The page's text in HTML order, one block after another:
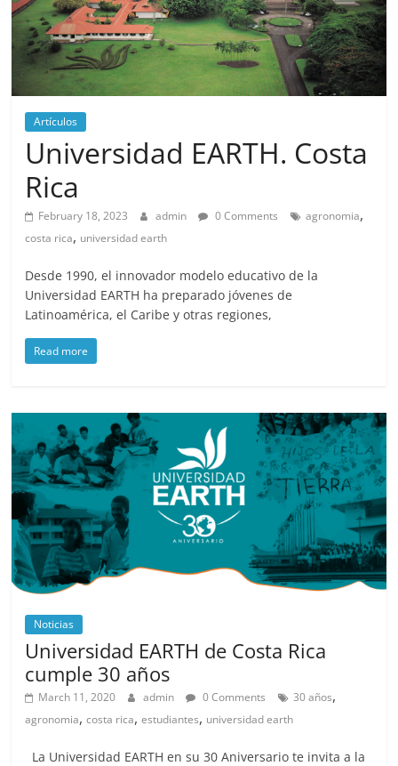
Artículos
Universidad EARTH. Costa
Rica
February 18, 2023 admin 0 Comments agronomia,
costa rica, universidad earth
Desde 1990, el innovador modelo educativo de la
Universidad EARTH ha preparado jóvenes de
Latinoamérica, el Caribe y otras regiones,
Read more
Noticias
Universidad EARTH de Costa Rica
cumple 30 años
March 11, 2020 admin 0 Comments 30 años,
agronomia,costa rica,estudiantes, universidad earth
La Universidad EARTH en su 30 Aniversario te invita a la